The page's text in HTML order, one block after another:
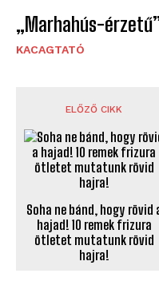
„Marhahús-
KACAGTATÓ
ELŐZŐ CIKK
Soha ne bánd, hogy rövid
hajad! 10 remek frizura
ötletet mutatunk rövid
hajra!